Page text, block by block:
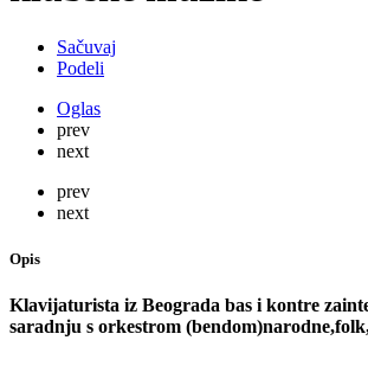
Sačuvaj
Podeli
Oglas
prev
next
prev
next
Opis
Klavijaturista iz Beograda bas i kontre
saradnju s orkestrom